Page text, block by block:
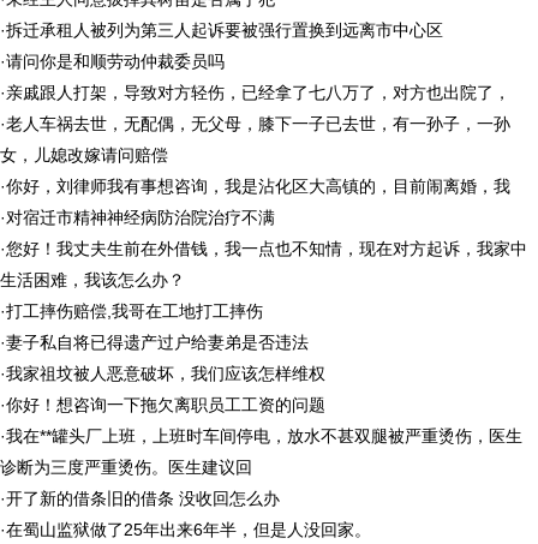
·拆迁承租人被列为第三人起诉要被强行置换到远离市中心区
·请问你是和顺劳动仲裁委员吗
·亲戚跟人打架，导致对方轻伤，已经拿了七八万了，对方也出院了，
·老人车祸去世，无配偶，无父母，膝下一子已去世，有一孙子，一孙
女，儿媳改嫁请问赔偿
·你好，刘律师我有事想咨询，我是沾化区大高镇的，目前闹离婚，我
·对宿迁市精神神经病防治院治疗不满
·您好！我丈夫生前在外借钱，我一点也不知情，现在对方起诉，我家中
生活困难，我该怎么办？
·打工摔伤赔偿,我哥在工地打工摔伤
·妻子私自将已得遗产过户给妻弟是否违法
·我家祖坟被人恶意破坏，我们应该怎样维权
·你好！想咨询一下拖欠离职员工工资的问题
·我在**罐头厂上班，上班时车间停电，放水不甚双腿被严重烫伤，医生
诊断为三度严重烫伤。医生建议回
·开了新的借条旧的借条 没收回怎么办
·在蜀山监狱做了25年出来6年半，但是人没回家。